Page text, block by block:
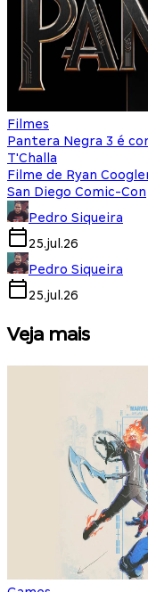
Filmes
Pantera Negra 3 é
T'Challa
Filme de Ryan
San Diego Comic-Con
Pedro Siqueira
25.jul.26
Pedro Siqueira
25.jul.26
Veja mais